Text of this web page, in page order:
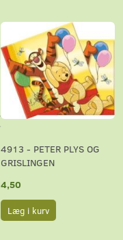
4913 - PETER PLYS OG
GRISLINGEN
4,50
Læg i kurv